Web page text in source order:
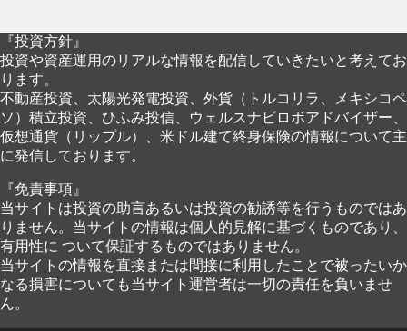
『投資方針』
投資や資産運用のリアルな情報を配信していきたいと考えてお
ります。
不動産投資、太陽光発電投資、外貨（トルコリラ、メキシコペ
ソ）積立投資、ひふみ投信、ウェルスナビロボアドバイザー、
仮想通貨（リップル）、米ドル建て終身保険の情報について主
に発信しております。
『免責事項』
当サイトは投資の助言あるいは投資の勧誘等を行うものではあ
りません。当サイトの情報は個人的見解に基づくものであり、
有用性に ついて保証するものではありません。
当サイトの情報を直接または間接に利用したことで被ったいか
なる損害についても当サイト運営者は一切の責任を負いませ
ん。